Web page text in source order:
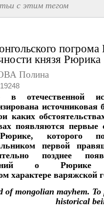
с этим тегом
князя Рюрика
Полина
19248
в отечественной
источниковая
каких
появляются
которого
первой
позднее
о Рюрике
характере варяжской
of mongolian mayhem.
historical